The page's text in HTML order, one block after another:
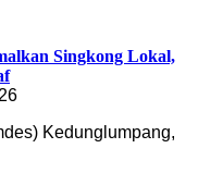
Singkong Lokal,
Kedunglumpang,